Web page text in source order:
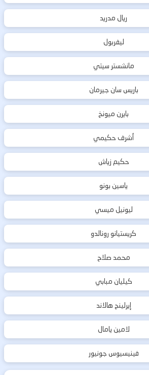
ريال مدريد
ليفربول
مانشستر سيتي
باريس سان جيرمان
بايرن ميونخ
أشرف حكيمي
حكيم زياش
ياسين بونو
ليونيل ميسي
كريستيانو رونالدو
محمد صلاح
كيليان مبابي
إيرلينج هالاند
لامين يامال
فينيسيوس جونيور